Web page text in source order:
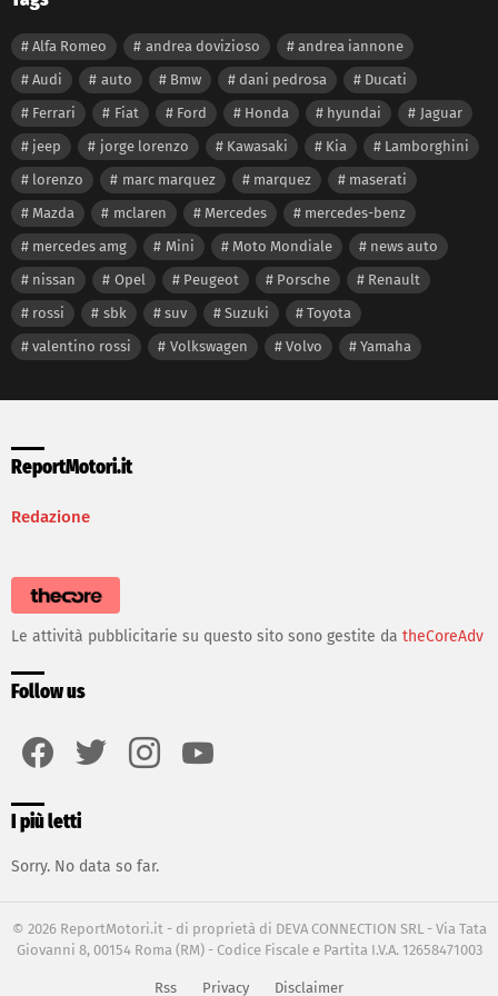
Alfa Romeo andrea dovizioso
andrea iannone
Audi
auto Bmw dani pedrosa
Ducati
Ferrari
Fiat Ford Honda hyundai
Jaguar
jeep
jorge lorenzo Kawasaki Kia
Lamborghini
lorenzo
marc marquez marquez
maserati
Mazda
mclaren Mercedes
mercedes-benz
mercedes amg
Mini Moto Mondiale
news auto
nissan
Opel Peugeot Porsche
Renault
rossi
sbk suv Suzuki
Toyota
valentino rossi
Volkswagen Volvo Yamaha
ReportMotori.it
Redazione
Le attività pubblicitarie su questo sito sono gestite da theCoreAdv
Follow us
I più letti
Sorry. No data so far.
© 2026 ReportMotori.it - di proprietà di DEVA CONNECTION SRL - Via Tata
Giovanni 8, 00154 Roma (RM) - Codice Fiscale e Partita I.V.A. 12658471003
Rss Privacy Disclaimer